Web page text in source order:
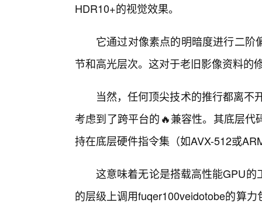
HDR10+的视觉效果。
它通过对像素点的明暗度进行二
节和高光层次。这对于老旧影像资料的
当然，任何顶尖技术的推行都离不
考虑到了跨平台的🔥兼容性。其底层
持在底层硬件指令集（如AVX-512或
这意味着无论是搭载高性能GPU
的层级上调用fuqer100veidotobe的算